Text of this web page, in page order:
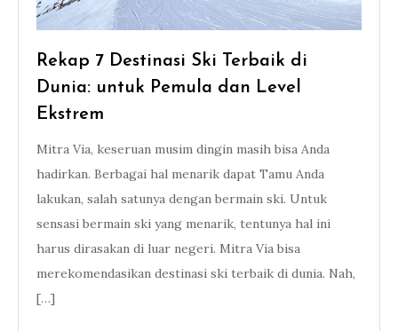
Rekap 7 Destinasi Ski Terbaik di
Dunia: untuk Pemula dan Level
Ekstrem
Mitra Via, keseruan musim dingin masih bisa Anda
hadirkan. Berbagai hal menarik dapat Tamu Anda
lakukan, salah satunya dengan bermain ski. Untuk
sensasi bermain ski yang menarik, tentunya hal ini
harus dirasakan di luar negeri. Mitra Via bisa
merekomendasikan destinasi ski terbaik di dunia. Nah,
[…]